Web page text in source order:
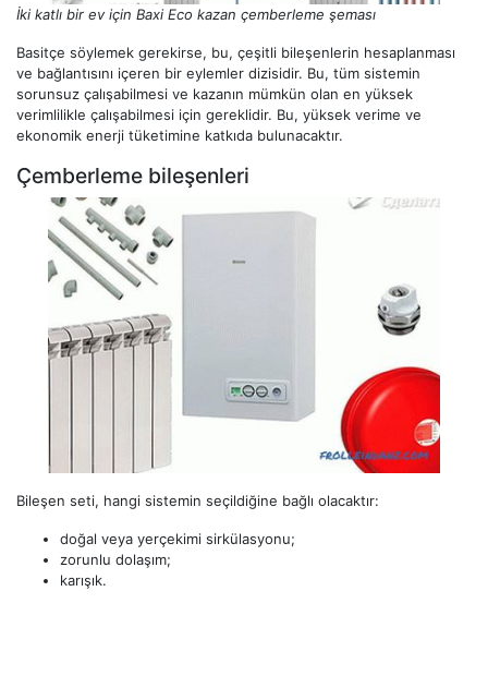
İki katlı bir ev için Baxi Eco kazan çemberleme şeması
Basitçe söylemek gerekirse, bu, çeşitli bileşenlerin hesaplanması
ve bağlantısını içeren bir eylemler dizisidir. Bu, tüm sistemin
sorunsuz çalışabilmesi ve kazanın mümkün olan en yüksek
verimlilikle çalışabilmesi için gereklidir. Bu, yüksek verime ve
ekonomik enerji tüketimine katkıda bulunacaktır.
Çemberleme bileşenleri
Bileşen seti, hangi sistemin seçildiğine bağlı olacaktır:
doğal veya yerçekimi sirkülasyonu;
zorunlu dolaşım;
karışık.